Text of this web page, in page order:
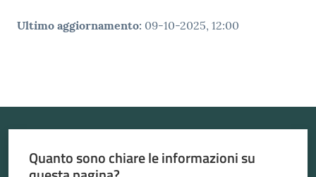
Ultimo aggiornamento: 09-10-2025, 12:00
Quanto sono chiare le informazioni su